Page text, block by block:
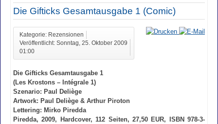
Die Gifticks Gesamtausgabe 1 (Comic)
Kategorie: Rezensionen
Veröffentlicht: Sonntag, 25. Oktober 2009
01:00
Die Gifticks Gesamtausgabe 1
(Les Krostons – Intégrale 1)
Szenario: Paul Deliège
Artwork: Paul Deliège & Arthur Piroton
Lettering: Mirko Piredda
Piredda, 2009, Hardcover, 112 Seiten, 27,50 EUR, ISBN 978-3-